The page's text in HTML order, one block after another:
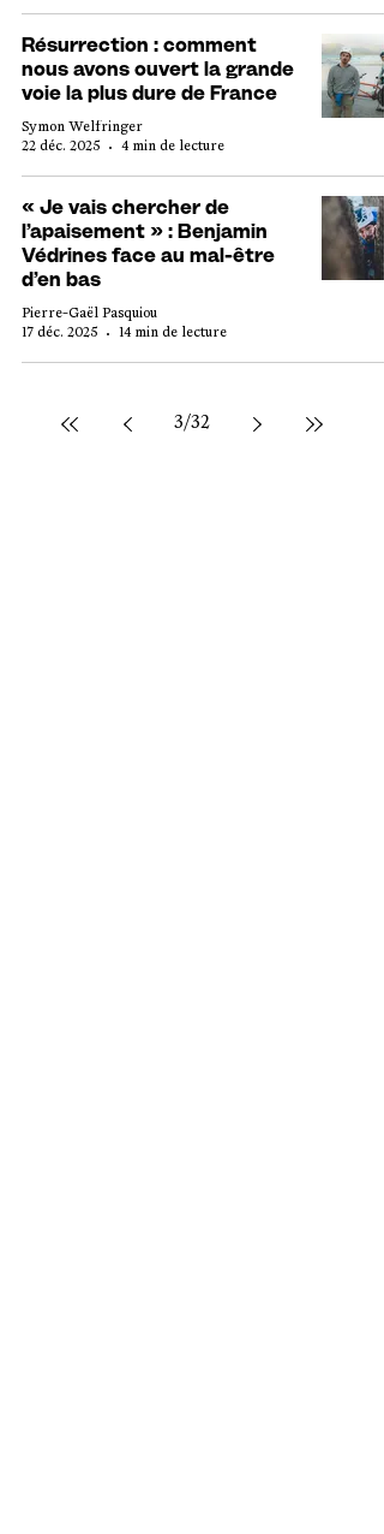
Résurrection : comment
nous avons ouvert la grande
voie la plus dure de France
Symon Welfringer
22 déc. 2025
4 min de lecture
« Je vais chercher de
l’apaisement » : Benjamin
Védrines face au mal-être
d’en bas
Pierre-Gaël Pasquiou
17 déc. 2025
14 min de lecture
3/32